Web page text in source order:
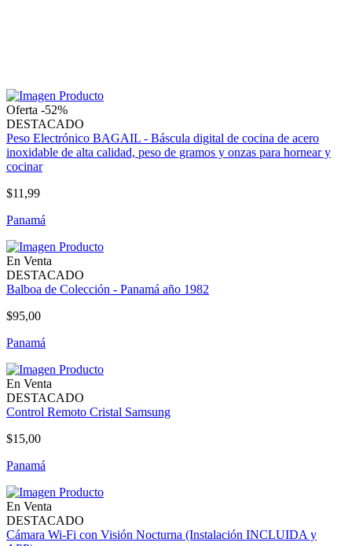
Oferta -52%
DESTACADO
Peso Electrónico BAGAIL - Báscula digital de cocina de acero
inoxidable de alta calidad, peso de gramos y onzas para hornear y
cocinar
$11,99
Panamá
En Venta
DESTACADO
Balboa de Colección - Panamá año 1982
$95,00
Panamá
En Venta
DESTACADO
Control Remoto Cristal Samsung
$15,00
Panamá
En Venta
DESTACADO
Cámara Wi-Fi con Visión Nocturna (Instalación INCLUIDA y